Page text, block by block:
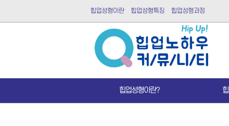
힙업성형이란 힙업성형특징 힙업성형과정
힙업성형이란?